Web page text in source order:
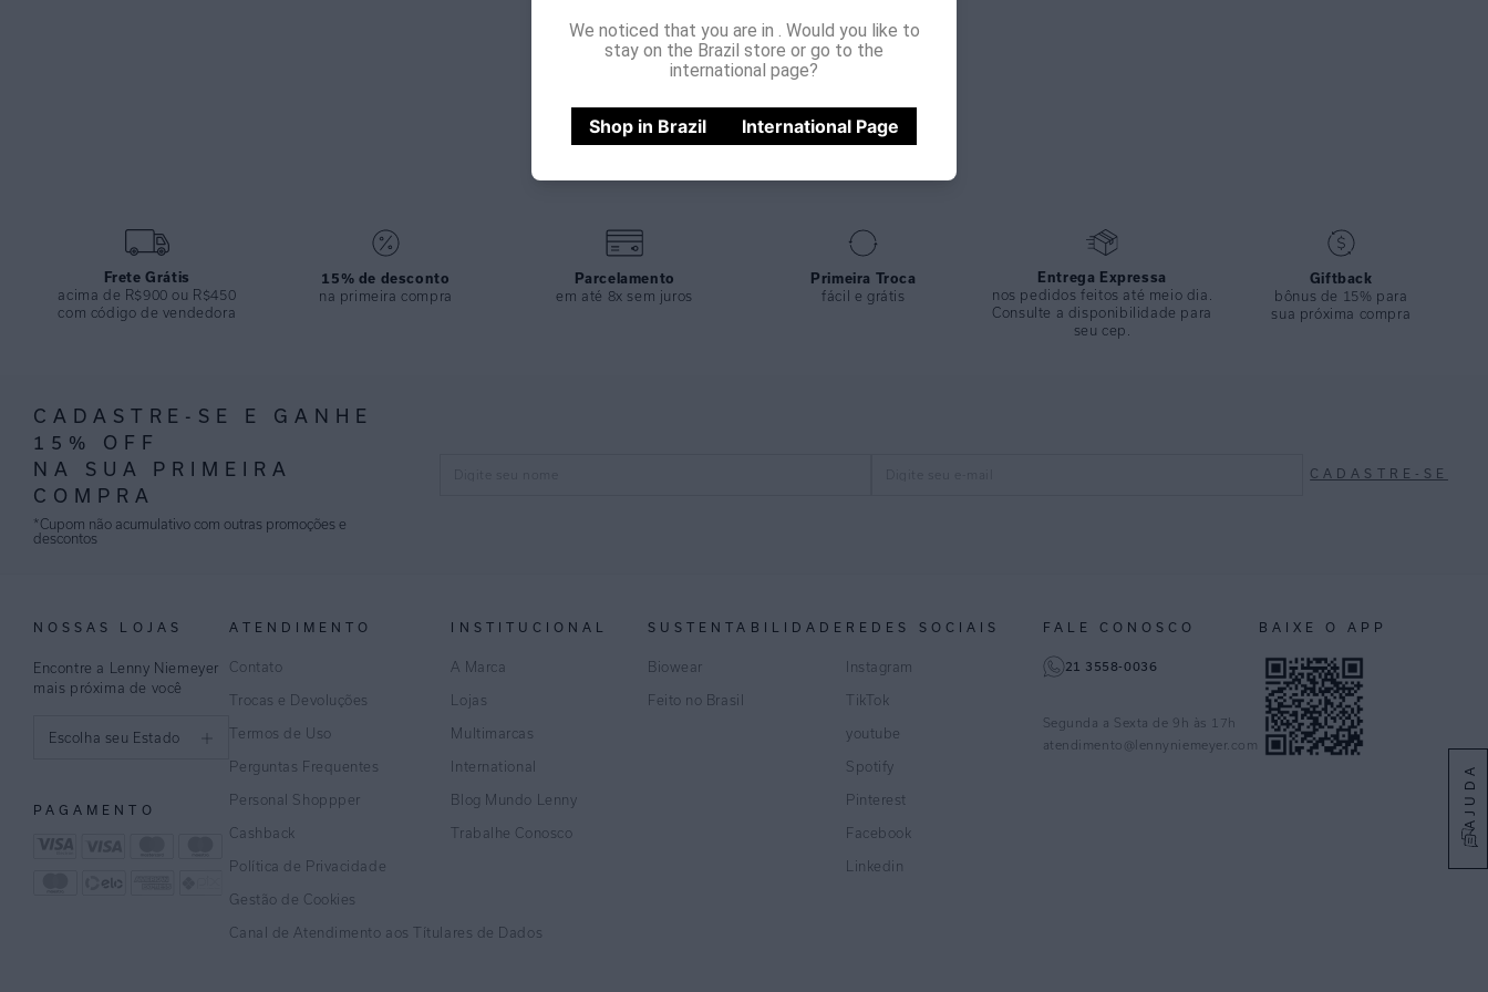
AJUDA
We noticed that you are in . Would you like to
stay on the Brazil store or go to the
international page?
Shop in Brazil International Page
Frete Grátis
acima de R$900 ou R$450
com código de vendedora
15% de desconto
na primeira compra
Parcelamento
em até 8x sem juros
Primeira Troca
fácil e grátis
Entrega Expressa
nos pedidos feitos até meio dia.
Consulte a disponibilidade para
seu cep.
Giftback
bônus de 15% para
sua próxima compra
CADASTRE-SE E GANHE
15% OFF
NA SUA PRIMEIRA
COMPRA
*Cupom não acumulativo com outras promoções e
descontos
CADASTRE-SE
NOSSAS LOJAS
Encontre a Lenny Niemeyer
mais próxima de você
Escolha seu Estado
PAGAMENTO
ATENDIMENTO
Contato
Trocas e Devoluções
Termos de Uso
Perguntas Frequentes
Personal Shoppper
Cashback
Política de Privacidade
Gestão de Cookies
Canal de Atendimento aos Títulares de Dados
INSTITUCIONAL
A Marca
Lojas
Multimarcas
International
Blog Mundo Lenny
Trabalhe Conosco
SUSTENTABILIDADE
Biowear
Feito no Brasil
REDES SOCIAIS
Instagram
TikTok
youtube
Spotify
Pinterest
Facebook
Linkedin
FALE CONOSCO
21 3558-0036
Segunda a Sexta de 9h às 17h
atendimento@lennyniemeyer.com
BAIXE O APP